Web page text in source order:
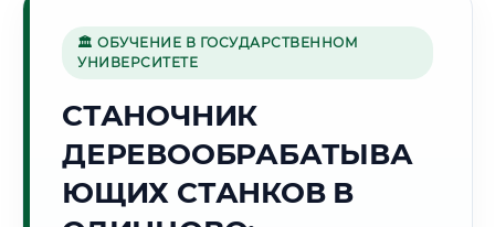
промышленность"
🏢
Г. ОДИНЦОВО
Точное местное время:
🏛 ОБУЧЕНИЕ В ГОСУДАРСТВЕННОМ
УНИВЕРСИТЕТЕ
СТАНОЧНИК
ДЕРЕВООБРАБАТЫВА
ЮЩИХ СТАНКОВ В